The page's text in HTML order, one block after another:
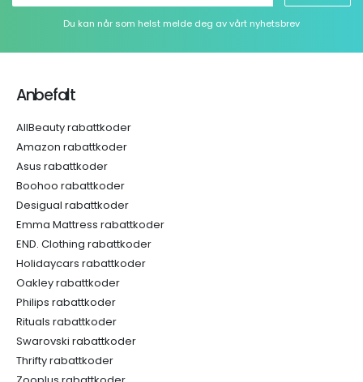
Du kan når som helst melde deg av vårt nyhetsbrev
Anbefalt
AllBeauty rabattkoder
Amazon rabattkoder
Asus rabattkoder
Boohoo rabattkoder
Desigual rabattkoder
Emma Mattress rabattkoder
END. Clothing rabattkoder
Holidaycars rabattkoder
Oakley rabattkoder
Philips rabattkoder
Rituals rabattkoder
Swarovski rabattkoder
Thrifty rabattkoder